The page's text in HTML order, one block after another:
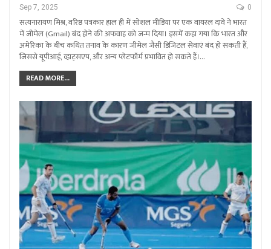
Sep 7, 2025 0
सत्यनारायण मिश्र, वरिष्ठ पत्रकार हाल ही में सोशल मीडिया पर एक वायरल दावे ने भारत
में जीमेल (Gmail) बंद होने की अफवाह को जन्म दिया। इसमें कहा गया कि भारत और
अमेरिका के बीच कथित तनाव के कारण जीमेल जैसी डिजिटल सेवाएं बंद हो सकती हैं,
जिससे यूपीआई, व्हाट्सएप, और अन्य प्लेटफॉर्म प्रभावित हो सकते हैं।…
READ MORE...